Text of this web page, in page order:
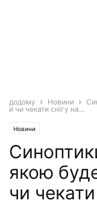
додому Новини
й чи чекати снігу на...
Новини
якою
чи